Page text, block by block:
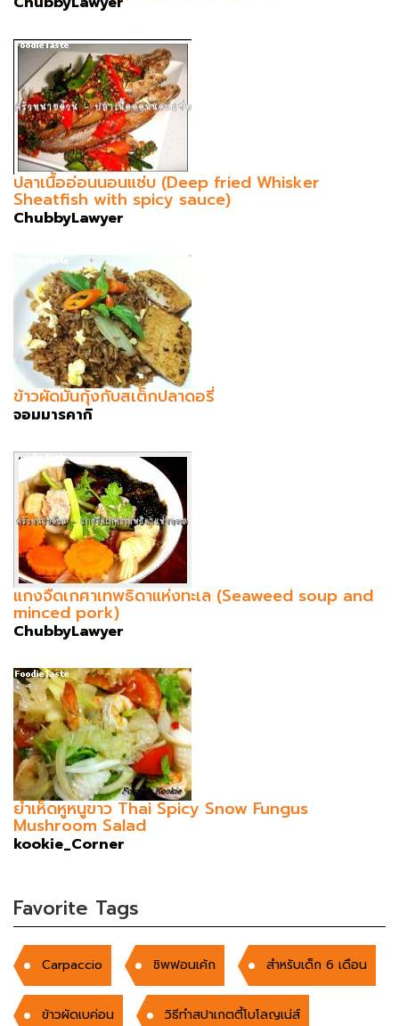
ปลาเนื้ออ่อนนอนแซ่บ (Deep fried Whisker
Sheatfish with spicy sauce)
ChubbyLawyer
ข้าวผัดมันกุ้งกับสเต็กปลาดอรี่
จอมมารคากิ
แกงจืดเกศาเทพธิดาแห่งทะเล (Seaweed soup and
minced pork)
ChubbyLawyer
ยำเห็ดหูหนูขาว Thai Spicy Snow Fungus
Mushroom Salad
kookie_Corner
Favorite Tags
Carpaccio ชิพฟอนเค้ก สำหรับเด็ก 6 เดือน
ข้าวผัดเบค่อน วิธีทำสปาเกตตี้โบโลญเน่ส์